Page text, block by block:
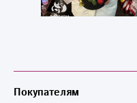
Покупателям